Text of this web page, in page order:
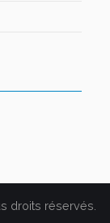
droits réservés.